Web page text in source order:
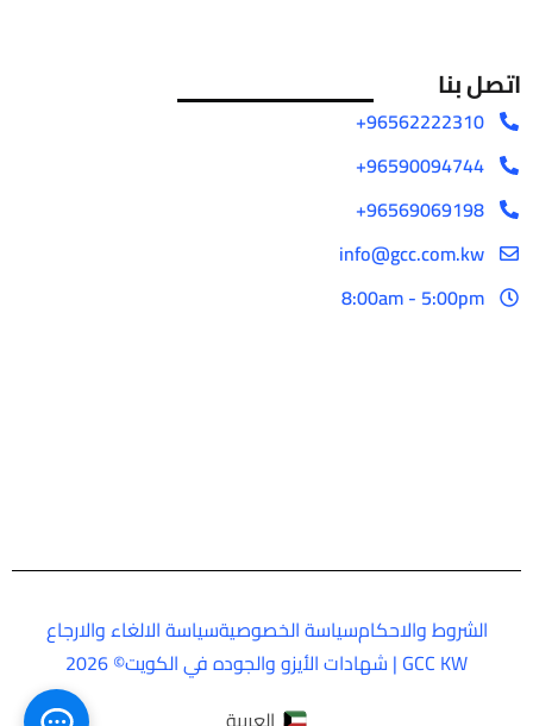
اتصل بنا
96562222310+
96590094744+
96569069198+
info@gcc.com.kw
8:00am - 5:00pm
الشروط والاحكامسياسة الخصوصيةسياسة الالغاء والارجاع
GCC KW | شهادات الأيزو والجوده في الكويت© 2026